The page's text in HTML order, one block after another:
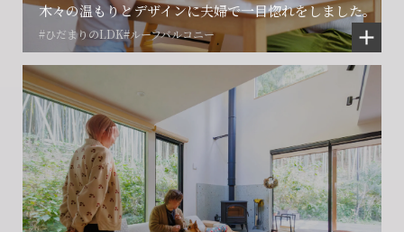
木々の温もりとデザインに夫婦で一目惚れをしました。
#ひだまりのLDK#ルーフバルコニー